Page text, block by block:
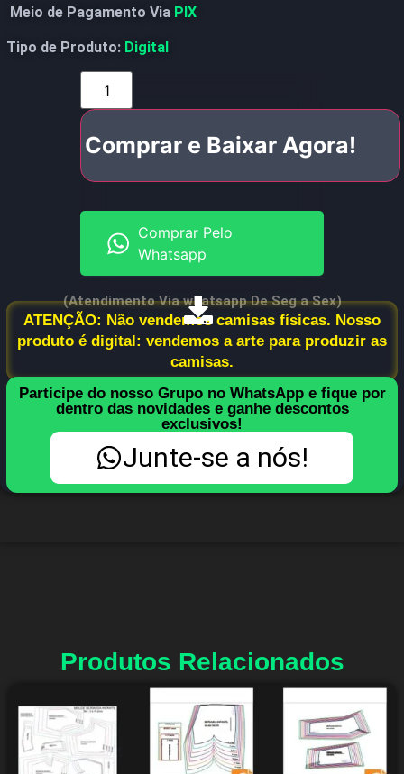
Meio de Pagamento Via PIX
Tipo de Produto: Digital
Comprar e Baixar Agora!
Comprar Pelo
Whatsapp
(Atendimento Via whatsapp De Seg a Sex)
ATENÇÃO: Não vendemos camisas físicas. Nosso
produto é digital: vendemos a arte para produzir as
camisas.
Participe do nosso Grupo no WhatsApp e fique por
dentro das novidades e ganhe descontos
exclusivos!
Junte-se a nós!
Produtos Relacionados